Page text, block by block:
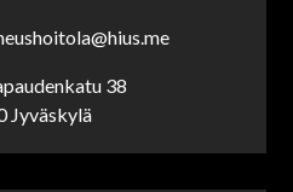
38
Jyväskylä